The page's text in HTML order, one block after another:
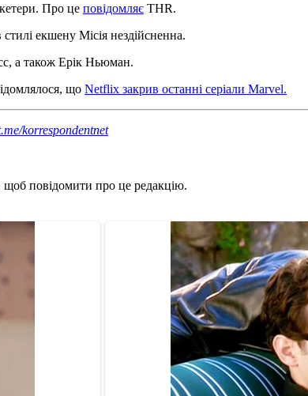
Про це повідомляє THR.
екшену Місія нездійсненна.
а також Ерік Ньюман.
що Netflix закрив останні серіали Marvel.
korrespondentnet
щоб повідомити про це редакцію.